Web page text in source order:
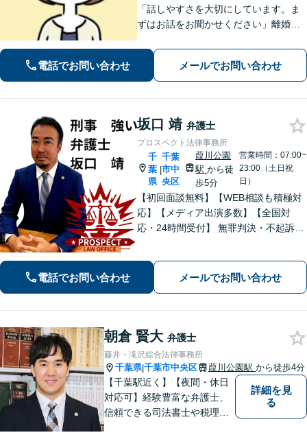
「話しやすさを大切にしています。ま
ずはお話をお聞かせください」離婚男
件／相続紛争など、幅広いご相談に対
応が可能です。【夜間・休日面談可】
【葭川公園駅5分】
電話でお問い合わせ メールでお問い合わせ
坂口 靖 弁護士
プロスペクト法律事務所
千
葉
県
|
千葉
市中
央区
葭川公園
駅から徒
歩5分
営業時間：07:00~
23:00（土日祝
日）
【初回面談無料】【WEB相談も積極対
応】【メディア出演多数】【全国対
応・24時間受付】 無罪判決・不起訴多
結果へ。粘り強く、鋭く、そして迅速
に。明朗な料金体系で安心サポート。
電話でお問い合わせ メールでお問い合わせ
朝倉 賢大 弁護士
藤井・滝沢綜合法律事務所
千葉県|千葉市中央区 葭川公園駅 から徒歩4分
【千葉駅近く】【夜間・休日
対応可】経験豊富な弁護士、
信頼できる司法書士や税理士
詳細を見
る